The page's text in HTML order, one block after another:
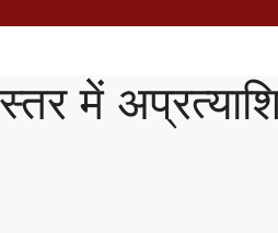
में